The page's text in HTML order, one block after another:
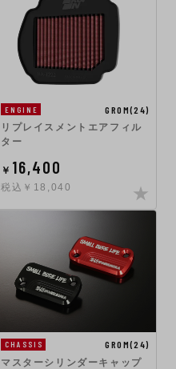
ENGINE
GROM(24)
リプレイスメントエアフィル
ター
￥ 16,400
税込￥18,040
CHASSIS
GROM(24)
マスターシリンダーキャップ